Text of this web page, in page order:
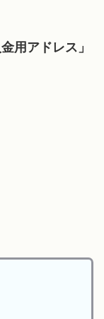
用アドレス」